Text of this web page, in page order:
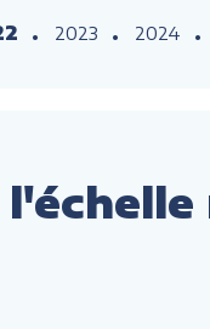
2023 2024